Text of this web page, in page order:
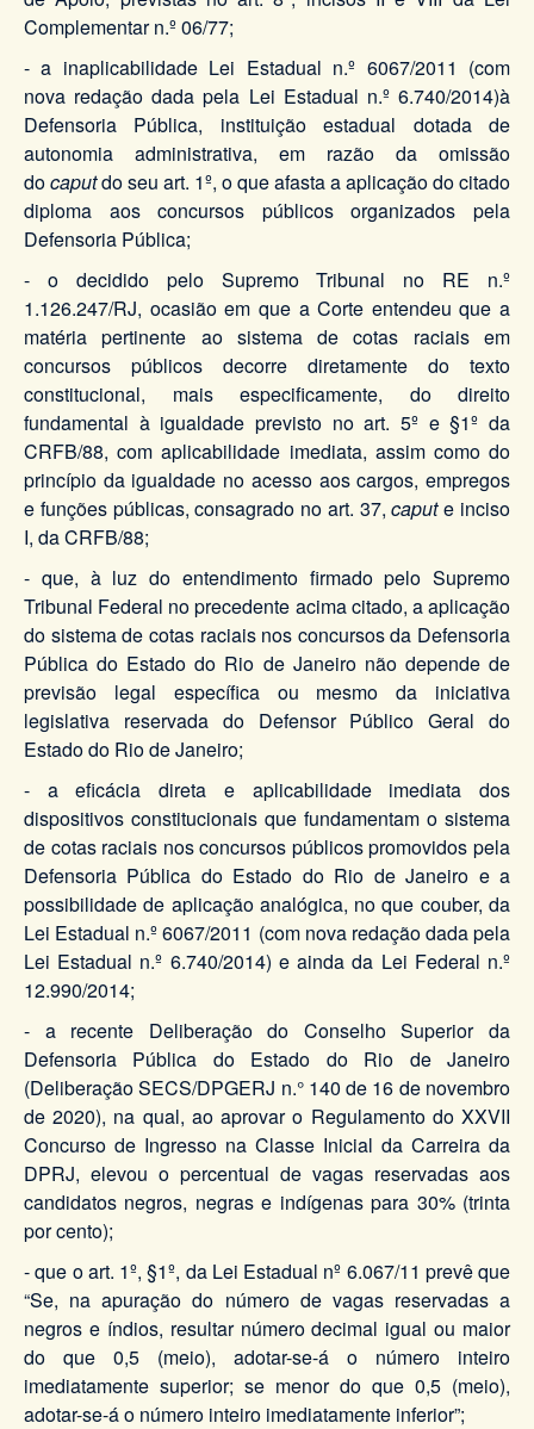
Complementar n.º 06/77;
- a inaplicabilidade Lei Estadual n.º 6067/2011 (com
nova redação dada pela Lei Estadual n.º 6.740/2014)à
Defensoria Pública, instituição estadual dotada de
autonomia administrativa, em razão da omissão
docaputdo seu art. 1º, o que afasta a aplicação do citado
diploma aos concursos públicos organizados pela
Defensoria Pública;
- o decidido pelo Supremo Tribunal no RE n.º
1.126.247/RJ, ocasião em que a Corte entendeu que a
matéria pertinente ao sistema de cotas raciais em
concursos públicos decorre diretamente do texto
constitucional, mais especificamente, do direito
fundamental à igualdade previsto no art. 5º e §1º da
CRFB/88, com aplicabilidade imediata, assim como do
princípio da igualdade no acesso aos cargos, empregos
e funções públicas, consagrado no art. 37,capute inciso
I, da CRFB/88;
- que, à luz do entendimento firmado pelo Supremo
Tribunal Federal no precedente acima citado, a aplicação
do sistema de cotas raciais nos concursos da Defensoria
Pública do Estado do Rio de Janeiro não depende de
previsão legal específica ou mesmo da iniciativa
legislativa reservada do Defensor Público Geral do
Estado do Rio de Janeiro;
- a eficácia direta e aplicabilidade imediata dos
dispositivos constitucionais que fundamentam o sistema
de cotas raciais nos concursos públicos promovidos pela
Defensoria Pública do Estado do Rio de Janeiro e a
possibilidade de aplicação analógica, no que couber, da
Lei Estadual n.º 6067/2011 (com nova redação dada pela
Lei Estadual n.º 6.740/2014) e ainda da Lei Federal n.º
12.990/2014;
- a recente Deliberação do Conselho Superior da
Defensoria Pública do Estado do Rio de Janeiro
(Deliberação SECS/DPGERJ n.° 140 de 16 de novembro
de 2020), na qual, ao aprovar o Regulamento do XXVII
Concurso de Ingresso na Classe Inicial da Carreira da
DPRJ, elevou o percentual de vagas reservadas aos
candidatos negros, negras e indígenas para 30% (trinta
por cento);
- que o art. 1º, §1º, da Lei Estadual nº 6.067/11 prevê que
“Se, na apuração do número de vagas reservadas a
negros e índios, resultar número decimal igual ou maior
do que 0,5 (meio), adotar-se-á o número inteiro
imediatamente superior; se menor do que 0,5 (meio),
adotar-se-á o número inteiro imediatamente inferior”;